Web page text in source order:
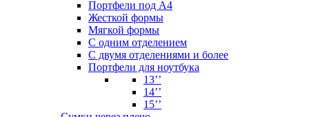
Портфели под А4
Жесткой формы
Мягкой формы
С одним отделением
С двумя отделениями и более
Портфели для ноутбука
13’’
14’’
15’’